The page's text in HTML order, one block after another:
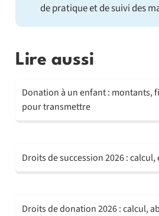
de pratique et de suivi des
Lire aussi
Donation à un enfant : montants,
pour transmettre
Droits de succession 2026 :
Droits de donation 2026 : calcul,